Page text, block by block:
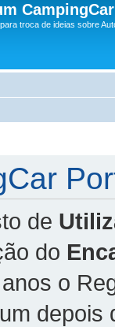
troca de ideias sobre
de
do
o